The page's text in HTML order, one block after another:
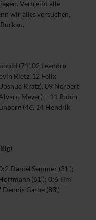
Vertreibt alle
wir alles versuchen,
(71‘, 02 Leandro
Rietz, 12 Felix
Kratz), 09 Norbert
Meyer) – 11 Robin
(46‘, 14 Hendrik
Daniel Semmer (31');
(61‘); 0:6 Tim
Dennis Garbe (83‘)